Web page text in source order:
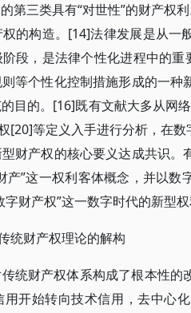
第三类具有“对世性”的财产权
的构造。[14]法律发展是从一
段，是法律个性化进程中的
等个性化控制措施形成的一
目的。[16]既有文献大多从网
[20]等定义入手进行分析，在
财产权的核心要义达成共识
产”这一权利客体概念，并以
财产权”这一数字时代的新型权
统财产权理论的解构
统财产权体系构成了根本性
开始转向技术信用，去中心